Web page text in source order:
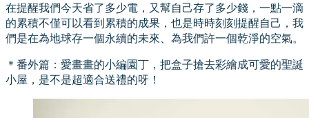
在提醒我們今天省了多少電，又幫自己存了多少錢，一點一滴
的累積不僅可以看到累積的成果，也是時時刻刻提醒自己，我
們是在為地球存一個永續的未來、為我們許一個乾淨的空氣。
＊番外篇：愛畫畫的小編園丁，把盒子搶去彩繪成可愛的聖誕
小屋，是不是超適合送禮的呀！